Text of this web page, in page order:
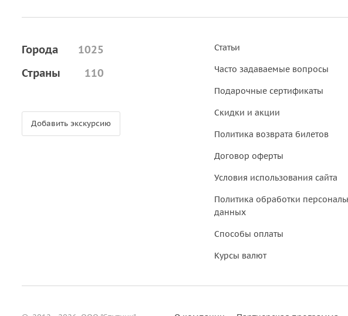
Города
1025
Страны
110
Добавить экскурсию
Статьи
Часто задаваемые вопросы
Подарочные сертификаты
Скидки и акции
Политика возврата билетов
Договор оферты
Условия использования сайта
Политика обработки
данных
Способы оплаты
Курсы валют